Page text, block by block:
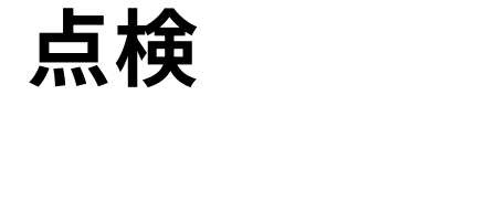
点検